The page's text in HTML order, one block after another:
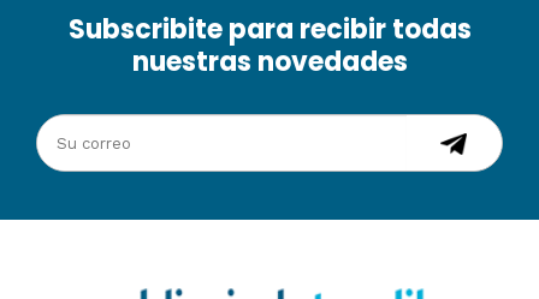
Subscribite para recibir todas
nuestras novedades